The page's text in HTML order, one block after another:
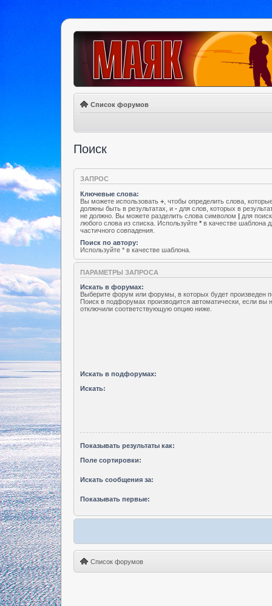
Список форумов
Поиск
ЗАПРОС
Ключевые слова:
Вы можете использовать + , чтобы определить слова,
должны быть в результатах, и - для слов, которых в
не должно. Вы можете разделить слова символом | для
любого слова из списка. Используйте * в качестве шаблона
частичного совпадения.
Поиск по автору:
Используйте * в качестве шаблона.
ПАРАМЕТРЫ ЗАПРОСА
Искать в форумах:
Выберите форум или форумы, в которых будет произведен
Поиск в подфорумах производится автоматически, если вы
отключили соответствующую опцию ниже.
Искать в подфорумах:
Искать:
Показывать результаты как:
Поле сортировки:
Искать сообщения за:
Показывать первые:
Список форумов